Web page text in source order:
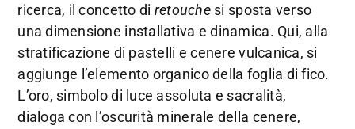
ricerca, il concetto di retouchesi sposta verso
una dimensione installativa e dinamica. Qui, alla
stratificazione di pastelli e cenere vulcanica, si
aggiunge l’elemento organico della foglia di fico.
L’oro, simbolo di luce assoluta e sacralità,
dialoga con l’oscurità minerale della cenere,